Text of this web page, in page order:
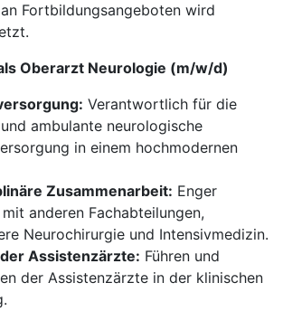
Fortbildungsangeboten wird
Oberarzt Neurologie (m/w/d)
Verantwortlich für die
ambulante neurologische
in einem hochmodernen
Zusammenarbeit: Enger
anderen Fachabteilungen,
Neurochirurgie und Intensivmedizin.
Assistenzärzte: Führen und
der Assistenzärzte in der klinischen